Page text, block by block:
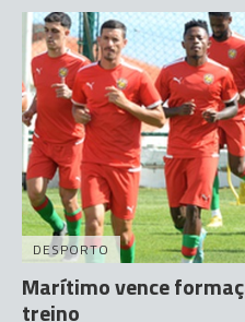
DESPORTO
Marítimo vence
treino